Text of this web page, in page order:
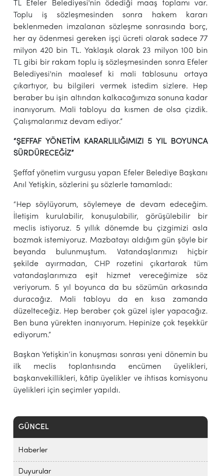
GÜNCEL
Haberler
Duyurular
TL Efeler Belediyesi'nin ödediği maaş toplamı var.
Toplu iş sözleşmesinden sonra hakem kararı
beklenmeden imzalanan sözleşme sonrasında borç,
her ay ödenmesi gereken işçi ücreti olarak sadece 77
milyon 420 bin TL. Yaklaşık olarak 23 milyon 100 bin
TL gibi bir rakam toplu iş sözleşmesinden sonra Efeler
Belediyesi'nin maalesef ki mali tablosunu ortaya
çıkartıyor, bu bilgileri vermek istedim sizlere. Hep
beraber bu işin altından kalkacağımıza sonuna kadar
inanıyorum. Mali tabloyu da kısmen de olsa çizdik.
Çalışmalarımız devam ediyor.”
“ŞEFFAF YÖNETİM KARARLILIĞIMIZI 5 YIL BOYUNCA
SÜRDÜRECEĞİZ”
Şeffaf yönetim vurgusu yapan Efeler Belediye Başkanı
Anıl Yetişkin, sözlerini şu sözlerle tamamladı:
“Hep söylüyorum, söylemeye de devam edeceğim.
İletişim kurulabilir, konuşulabilir, görüşülebilir bir
meclis istiyoruz. 5 yıllık dönemde bu çizgimizi asla
bozmak istemiyoruz. Mazbatayı aldığım gün şöyle bir
beyanda bulunmuştum. Vatandaşlarımızı hiçbir
şekilde ayırmadan, CHP rozetini çıkartarak tüm
vatandaşlarımıza eşit hizmet vereceğimize söz
veriyorum. 5 yıl boyunca da bu sözümün arkasında
duracağız. Mali tabloyu da en kısa zamanda
düzelteceğiz. Hep beraber çok güzel işler yapacağız.
Ben buna yürekten inanıyorum. Hepinize çok teşekkür
ediyorum.”
Başkan Yetişkin’in konuşması sonrası yeni dönemin bu
ilk meclis toplantısında encümen üyelikleri,
başkanvekillikleri, kâtip üyelikler ve ihtisas komisyonu
üyelikleri için seçimler yapıldı.